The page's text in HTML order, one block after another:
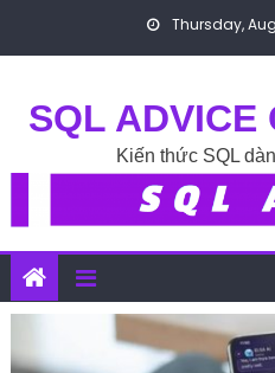
Thursday,
SQL ADVICE
Kiến thức SQL